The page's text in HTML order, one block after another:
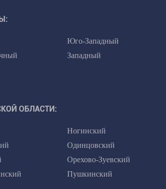
Юго-Западный
Западный
ОБЛАСТИ:
Ногинский
Одинцовский
Орехово-Зуевский
Пушкинский